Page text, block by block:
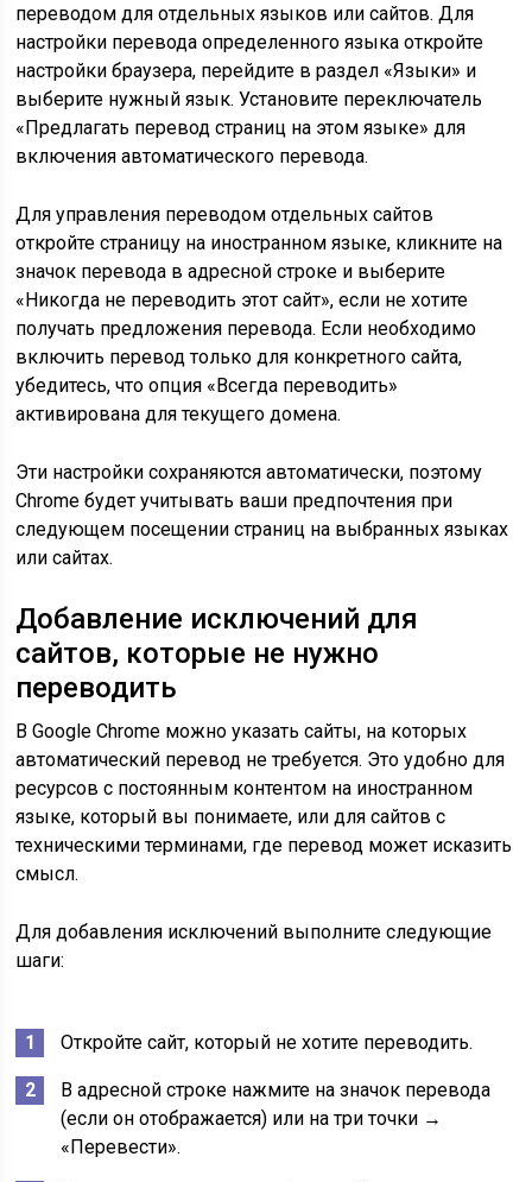
переводом для отдельных языков или сайтов. Для
настройки перевода определенного языка откройте
настройки браузера, перейдите в раздел «Языки» и
выберите нужный язык. Установите переключатель
«Предлагать перевод страниц на этом языке» для
включения автоматического перевода.
Для управления переводом отдельных сайтов
откройте страницу на иностранном языке, кликните на
значок перевода в адресной строке и выберите
«Никогда не переводить этот сайт», если не хотите
получать предложения перевода. Если необходимо
включить перевод только для конкретного сайта,
убедитесь, что опция «Всегда переводить»
активирована для текущего домена.
Эти настройки сохраняются автоматически, поэтому
Chrome будет учитывать ваши предпочтения при
следующем посещении страниц на выбранных языках
или сайтах.
Добавление исключений для
сайтов, которые не нужно
переводить
В Google Chrome можно указать сайты, на которых
автоматический перевод не требуется. Это удобно для
ресурсов с постоянным контентом на иностранном
языке, который вы понимаете, или для сайтов с
техническими терминами, где перевод может исказить
смысл.
Для добавления исключений выполните следующие
шаги:
Откройте сайт, который не хотите переводить.
В адресной строке нажмите на значок перевода
(если он отображается) или на три точки →
«Перевести».